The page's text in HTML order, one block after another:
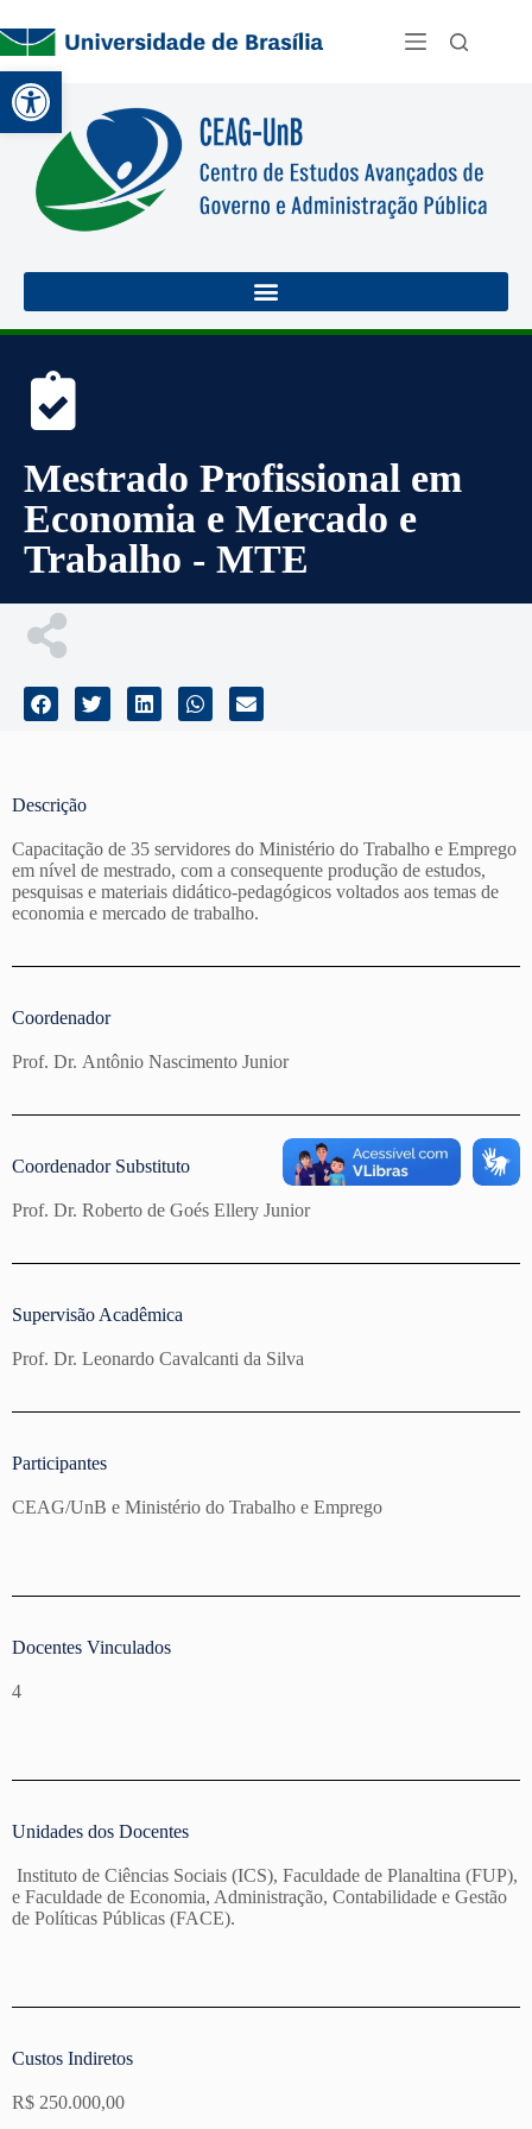
Abrir a barra de ferramentas
Mestrado Profissional em
Economia e Mercado e
Trabalho - MTE
Descrição
Capacitação de 35 servidores do Ministério do Trabalho e Emprego
em nível de mestrado, com a consequente produção de estudos,
pesquisas e materiais didático-pedagógicos voltados aos temas de
economia e mercado de trabalho.
Coordenador
Prof. Dr. Antônio Nascimento Junior
Coordenador Substituto​
Prof. Dr. Roberto de Goés Ellery Junior
Supervisão Acadêmica
Prof. Dr. Leonardo Cavalcanti da Silva
Participantes
CEAG/UnB e Ministério do Trabalho e Emprego
Docentes Vinculados
4
Unidades dos Docentes
Instituto de Ciências Sociais (ICS), Faculdade de Planaltina (FUP),
e Faculdade de Economia, Administração, Contabilidade e Gestão
de Políticas Públicas (FACE).
Custos Indiretos
R$ 250.000,00